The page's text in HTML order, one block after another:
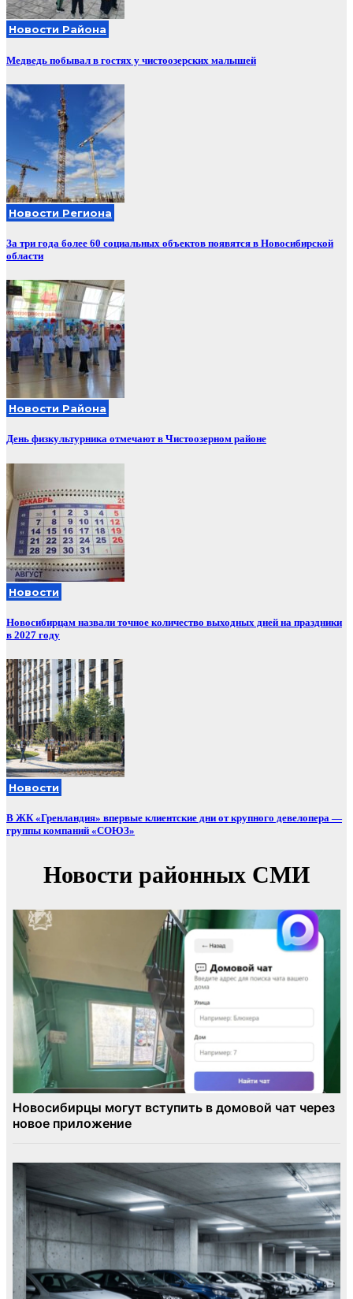
Новости Района
Медведь побывал в гостях у чистоозерских малышей
Новости Региона
За три года более 60 социальных объектов появятся в Новосибирской
области
Новости Района
День физкультурника отмечают в Чистоозерном районе
Новости
Новосибирцам назвали точное количество выходных дней на праздники
в 2027 году
Новости
В ЖК «Гренландия» впервые клиентские дни от крупного девелопера —
группы компаний «СОЮЗ»